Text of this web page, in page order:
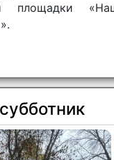
площадки